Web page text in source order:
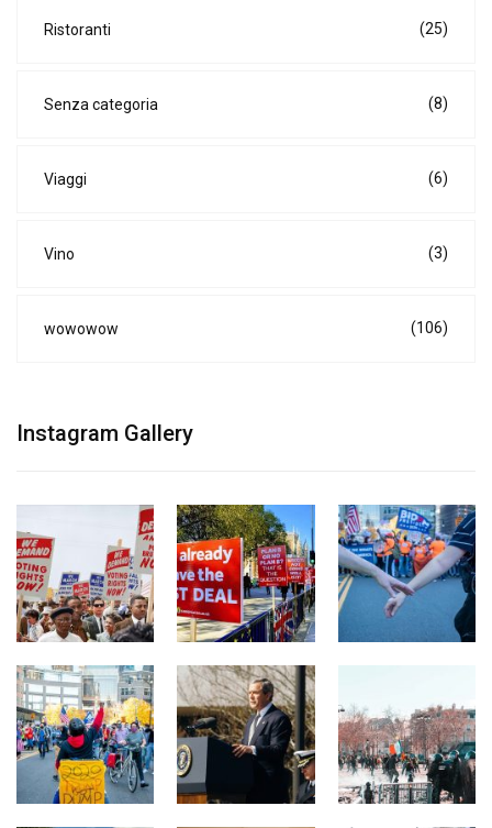
Ristoranti (25)
Senza categoria (8)
Viaggi (6)
Vino (3)
wowowow (106)
Instagram Gallery